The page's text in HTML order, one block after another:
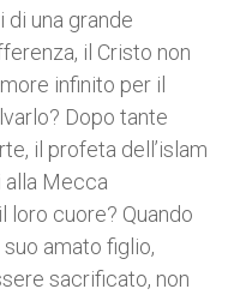
una grande
il Cristo non
infinito per il
Dopo tante
il profeta dell’islam
alla Mecca
loro cuore? Quando
amato figlio,
sacrificato, non